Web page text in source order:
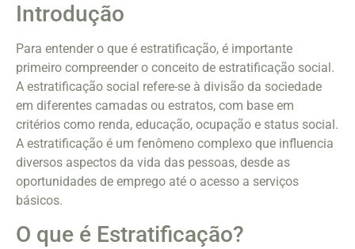
Introdução
Para entender o que é estratificação, é importante
primeiro compreender o conceito de estratificação social.
A estratificação social refere-se à divisão da sociedade
em diferentes camadas ou estratos, com base em
critérios como renda, educação, ocupação e status social.
A estratificação é um fenômeno complexo que influencia
diversos aspectos da vida das pessoas, desde as
oportunidades de emprego até o acesso a serviços
básicos.
O que é Estratificação?